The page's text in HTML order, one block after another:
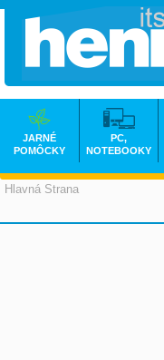
Hlavná Strana
JARNÉ
POMÔCKY
PC,
NOTEBOOKY